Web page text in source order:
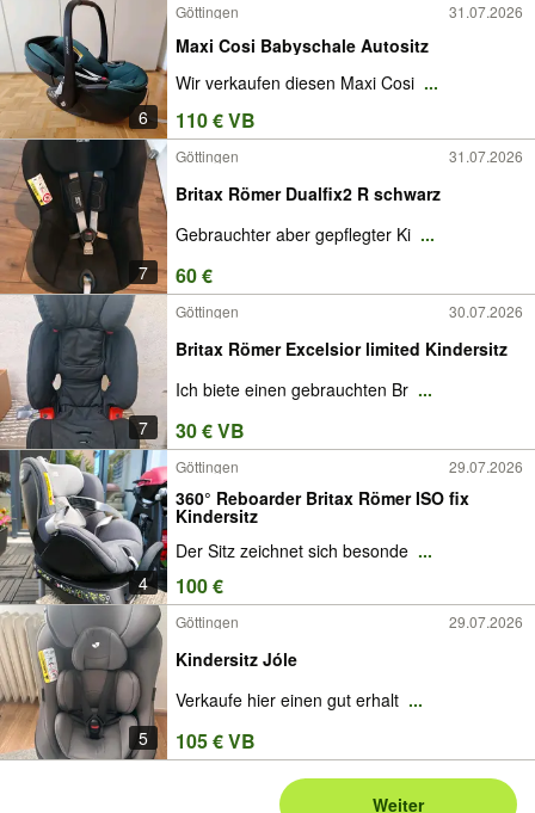
6
Göttingen 31.07.2026
Maxi Cosi Babyschale Autositz
Wir verkaufen diesen Maxi Cosi ...
110 € VB
7
Göttingen 31.07.2026
Britax Römer Dualfix2 R schwarz
Gebrauchter aber gepflegter Ki ...
60 €
7
Göttingen 30.07.2026
Britax Römer Excelsior limited Kindersitz
Ich biete einen gebrauchten Br ...
30 € VB
4
Göttingen 29.07.2026
360° Reboarder Britax Römer ISO fix
Kindersitz
Der Sitz zeichnet sich besonde ...
100 €
5
Göttingen 29.07.2026
Kindersitz Jóle
Verkaufe hier einen gut erhalt ...
105 € VB
Weiter